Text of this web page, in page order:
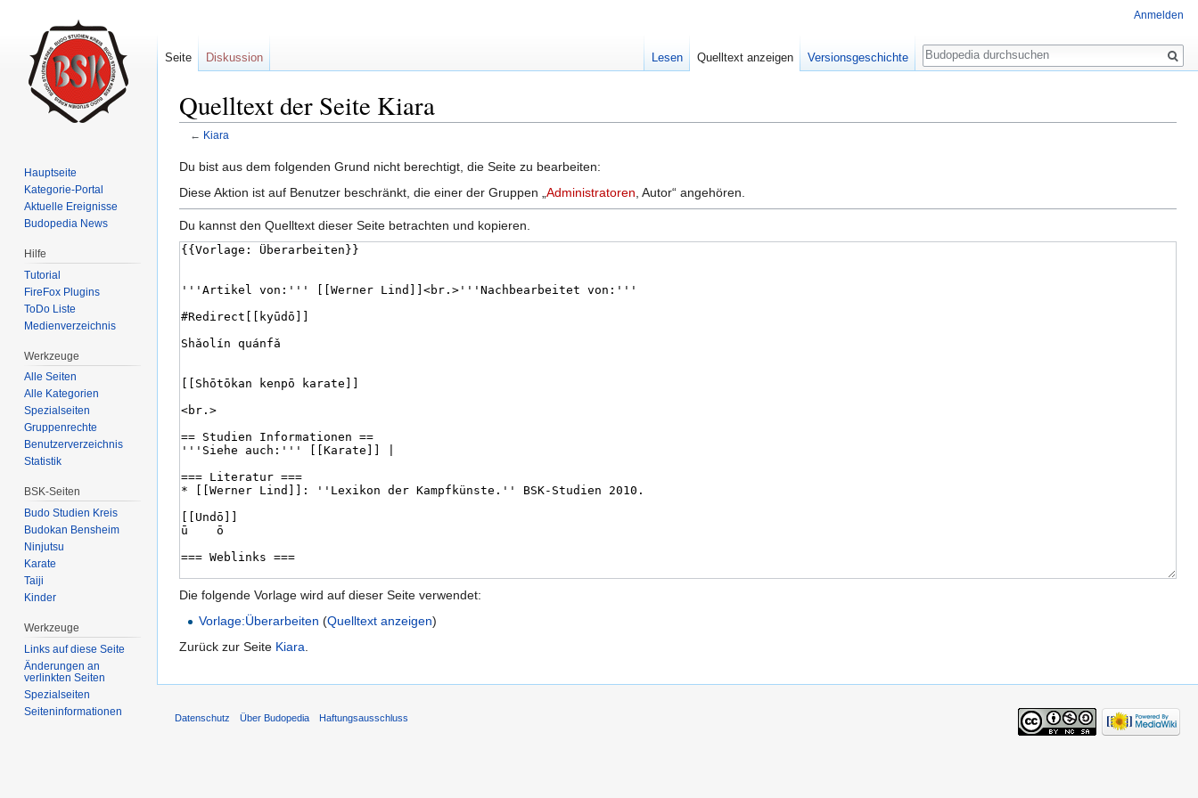
Quelltext der Seite Kiara
← Kiara
Du bist aus dem folgenden Grund nicht berechtigt, die Seite zu bearbeiten:
Diese Aktion ist auf Benutzer beschränkt, die einer der Gruppen „ Administratoren , Autor“ angehören.
Du kannst den Quelltext dieser Seite betrachten und kopieren.
Die folgende Vorlage wird auf dieser Seite verwendet:
Vorlage:Überarbeiten (Quelltext anzeigen)
Zurück zur Seite Kiara.
Anmelden
Seite Diskussion Lesen Quelltext anzeigen Versionsgeschichte
Suche
Hauptseite
Kategorie-Portal
Aktuelle Ereignisse
Budopedia News
Hilfe
Tutorial
FireFox Plugins
ToDo Liste
Medienverzeichnis
Werkzeuge
Alle Seiten
Alle Kategorien
Spezialseiten
Gruppenrechte
Benutzerverzeichnis
Statistik
BSK-Seiten
Budo Studien Kreis
Budokan Bensheim
Ninjutsu
Karate
Taiji
Kinder
Werkzeuge
Links auf diese Seite
Änderungen an
verlinkten Seiten
Spezialseiten
Seiten­informationen
Datenschutz Über Budopedia Haftungsausschluss